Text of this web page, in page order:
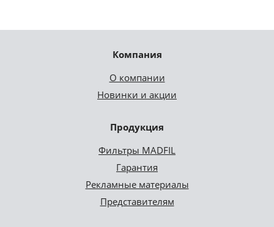
Компания
О компании
Новинки и акции
Продукция
Фильтры MADFIL
Гарантия
Рекламные материалы
Представителям